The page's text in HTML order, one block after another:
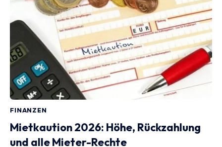
FINANZEN
Mietkaution 2026: Höhe, Rückzahlung
und alle Mieter-Rechte